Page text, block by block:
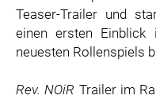
ONKYO
WARNER BROS. DISCOVERY
RABEA ROGGE
Teaser-Trailer und
einen ersten
neuesten Rollenspiels
Rev. NOiR Trailer im